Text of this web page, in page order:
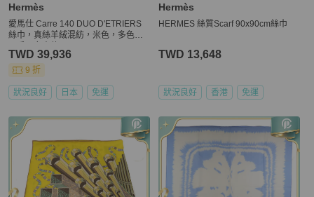
Hermès
愛馬仕 Carre 140 DUO D'ETRIERS
絲巾，真絲羊絨混紡，米色，多色，
TWD 39,936
9 折
狀況良好 日本 免運
Hermès
HERMES 絲質Scarf 90x90cm絲巾
TWD 13,648
狀況良好 香港 免運